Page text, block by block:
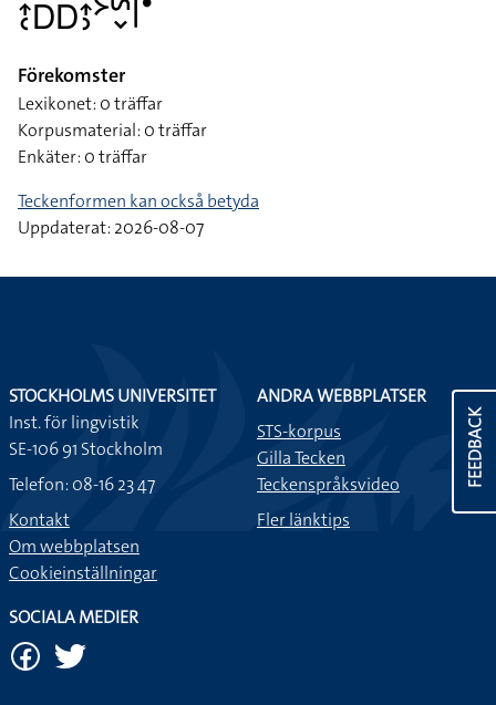
􌤴􌥗􌦫􌦫􌤴􌤶􌦅􌥲􌦀􌥼􌤟
Förekomster
Lexikonet: 0 träffar
Korpusmaterial: 0 träffar
Enkäter: 0 träffar
Teckenformen kan också betyda
Uppdaterat: 2026-08-07
FEEDBACK
STOCKHOLMS UNIVERSITET
Inst. för lingvistik
SE-106 91 Stockholm
Telefon: 08-16 23 47
Kontakt
Om webbplatsen
Cookieinställningar
ANDRA WEBBPLATSER
STS-korpus
Gilla Tecken
Teckenspråksvideo
Fler länktips
SOCIALA MEDIER